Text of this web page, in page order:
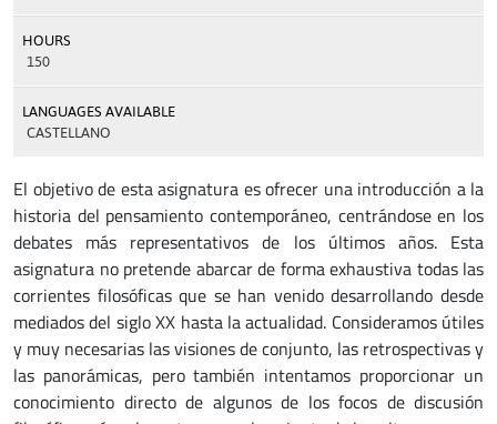
HOURS
150
LANGUAGES AVAILABLE
CASTELLANO
El objetivo de esta asignatura es ofrecer una introducción a la
historia del pensamiento contemporáneo, centrándose en los
debates más representativos de los últimos años. Esta
asignatura no pretende abarcar de forma exhaustiva todas las
corrientes filosóficas que se han venido desarrollando desde
mediados del siglo XX hasta la actualidad. Consideramos útiles
y muy necesarias las visiones de conjunto, las retrospectivas y
las panorámicas, pero también intentamos proporcionar un
conocimiento directo de algunos de los focos de discusión